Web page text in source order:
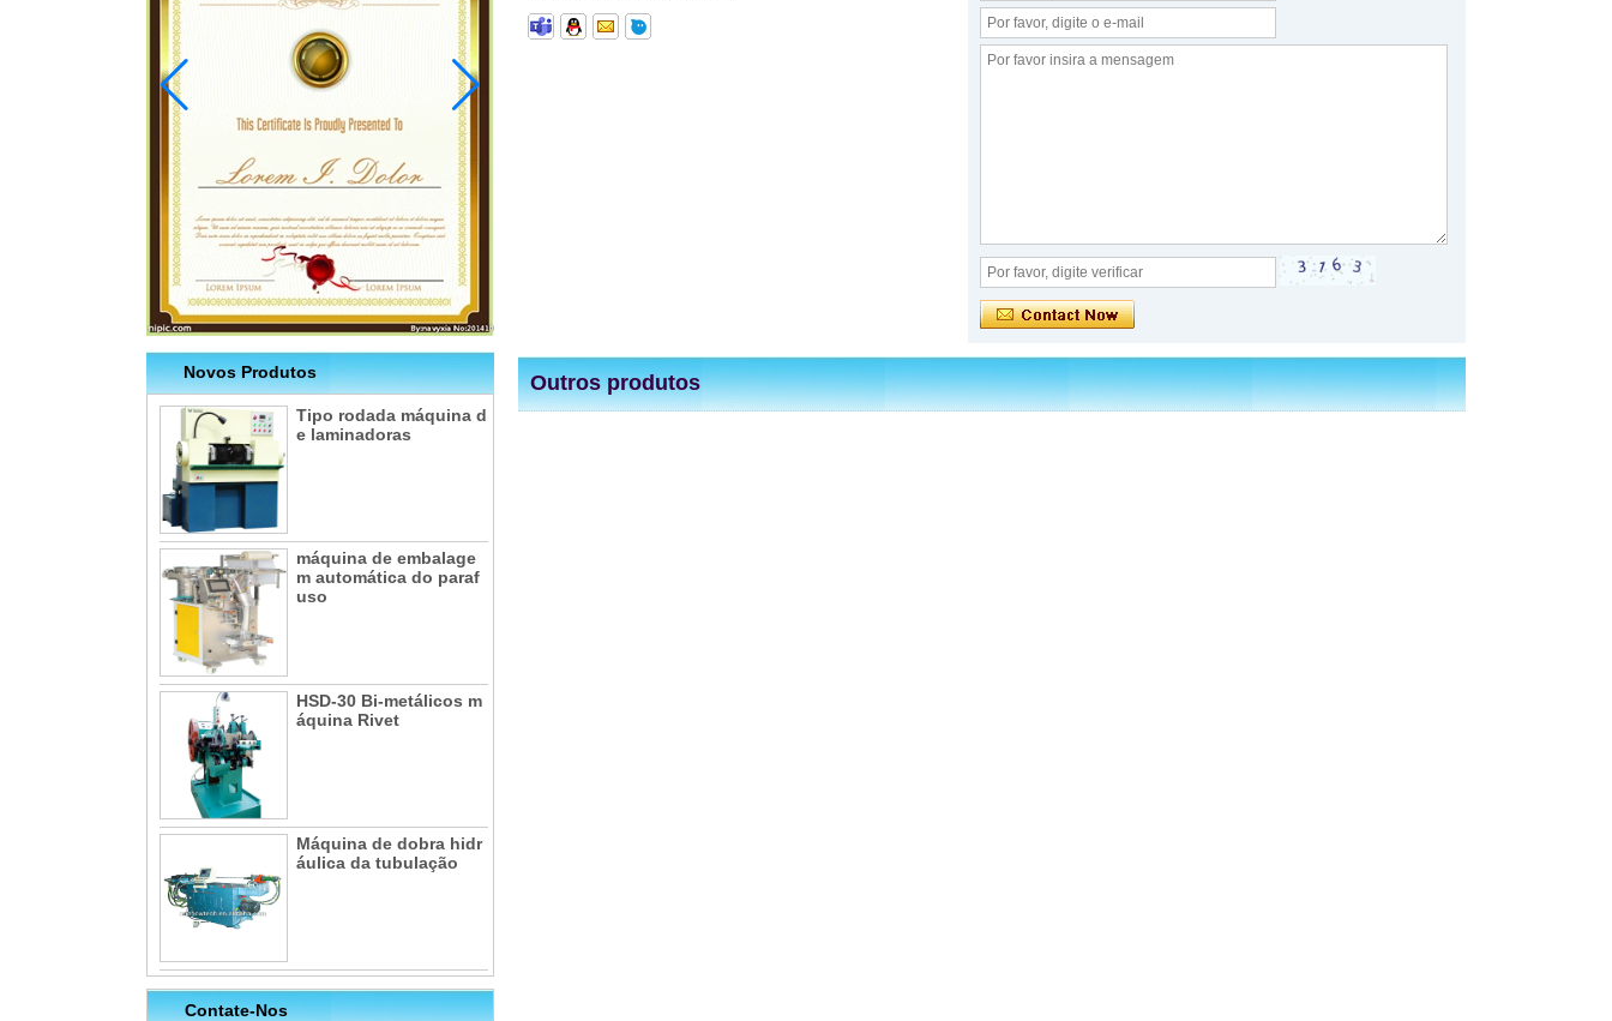
Novos Produtos
Tipo rodada máquina d
e laminadoras
máquina de embalage
m automática do paraf
uso
HSD-30 Bi-metálicos m
áquina Rivet
Máquina de dobra hidr
áulica da tubulação
Contate-Nos
Outros produtos